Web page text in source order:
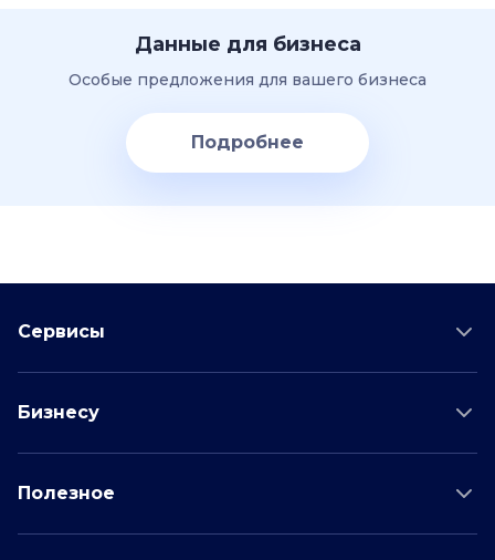
Данные для бизнеса
Особые предложения для вашего бизнеса
Подробнее
Сервисы
Проверка водителя
Бизнесу
Проверка по отраслям
Полезное